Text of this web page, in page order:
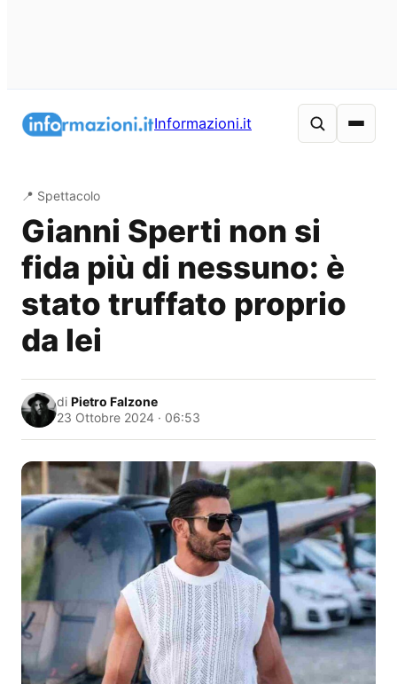
Informazioni.it
📍 Spettacolo
Gianni Sperti non si
fida più di nessuno: è
stato truffato proprio
da lei
di Pietro Falzone
23 Ottobre 2024 · 06:53